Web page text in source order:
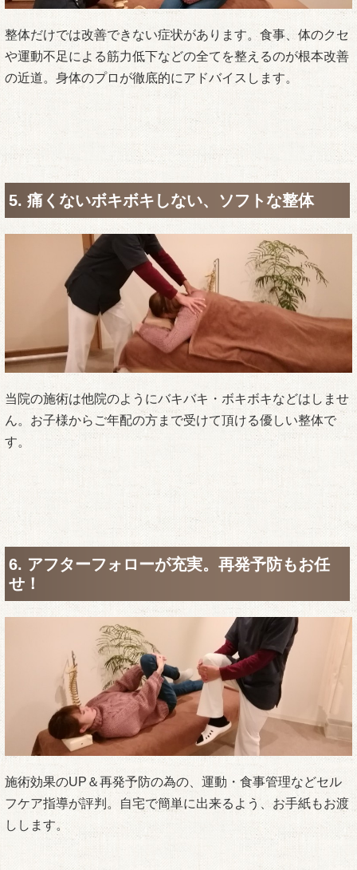
整体だけでは改善できない症状があります。食事、体のクセ
や運動不足による筋力低下などの全てを整えるのが根本改善
の近道。身体のプロが徹底的にアドバイスします。
5. 痛くないボキボキしない、ソフトな整体
当院の施術は他院のようにバキバキ・ボキボキなどはしませ
ん。お子様からご年配の方まで受けて頂ける優しい整体で
す。
6. アフターフォローが充実。再発予防もお任
せ！
施術効果のUP＆再発予防の為の、運動・食事管理などセル
フケア指導が評判。自宅で簡単に出来るよう、お手紙もお渡
しします。